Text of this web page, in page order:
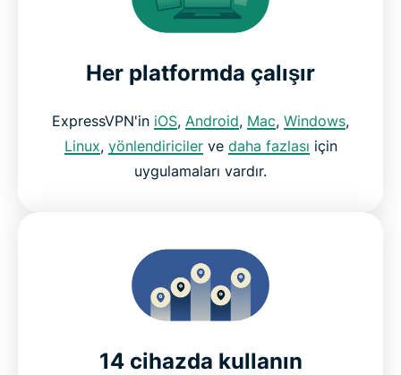
Her platformda çalışır
ExpressVPN'in iOS, Android, Mac, Windows,
Linux, yönlendiricilerve daha fazlası için
uygulamaları vardır.
14 cihazda kullanın